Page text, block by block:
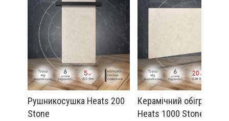
Рушникосушка Heats 200
Stone
Керамічний обігрівач
Heats 1000 Stone